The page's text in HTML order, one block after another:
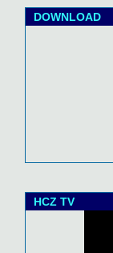
DOWNLOAD
HCZ TV